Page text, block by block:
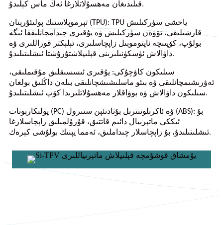
قىلىدىغان مەھسۇلاتلارغا ئەڭ ماس كېلىدۇ.
تېرموپلاستىك پولىئۇرېتان (TPU): TPU ياخشى سۈركىلىش
قارشىلىقى، تۆۋەن سۈركىلىش ۋە يۇقىرى چىدامچانلىققا ئىگە
بولۇپ، كۆپىنچە ئاپتوموبىل زاپچاسلىرى، ئېلېكتر قوراللىرى ۋە
داۋالاش ئۈسكۈنىلىرىنى قېلىپلاشتۇرۇشتا ئىشلىتىلىدۇ.
سىلىكون كاۋچۇكى: يۇقىرى ئىسسىقلىق مۇقىملىقى،
ئەۋرىشىمچانلىقى ۋە بىئو ماسلىشىشچانلىقى بىلەن داڭلىق بولغان
سىلىكون داۋالاش ۋە بوۋاقلار مەھسۇلاتلىرىدا كۆپ ئىشلىتىلىدۇ.
پولىكاربونات (PC) ۋە ئاكرىلونىترىل بۇتادىئېن ستىرول (ABS): بۇ
ئىككى ماتېرىيال دائىم قاتتىق، قۇرۇلمىلىق زاپچاسلارغا
ئىشلىتىلىدۇ، بۇ زاپچاسلار چىداملىق، ئەمما يېنىك بولۇشى كېرەك.